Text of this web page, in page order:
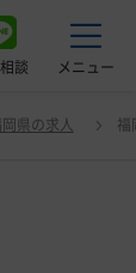
談 メニュー
県の求人 福
覧 変更